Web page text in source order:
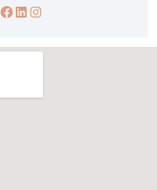
https://
https://
Instagram